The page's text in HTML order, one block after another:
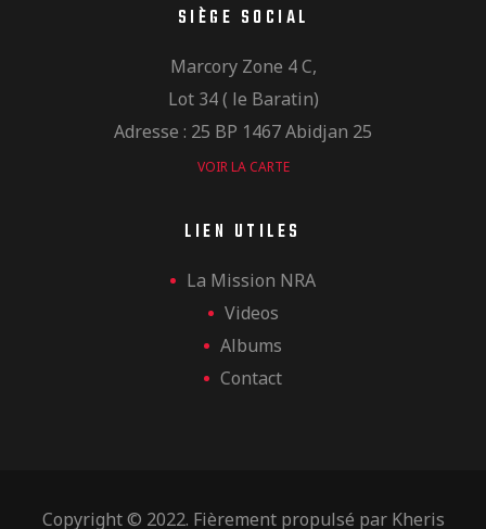
SIÈGE SOCIAL
Marcory Zone 4 C,
Lot 34 ( le Baratin)
Adresse : 25 BP 1467 Abidjan 25
VOIR LA CARTE
LIEN UTILES
La Mission NRA
Videos
Albums
Contact
Copyright © 2022. Fièrement propulsé par Kheris